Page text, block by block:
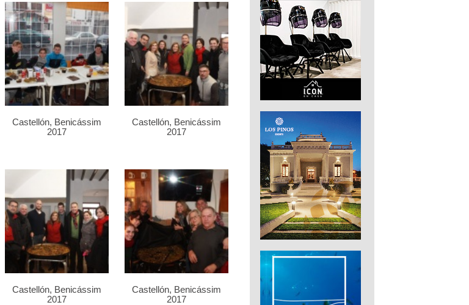
Castellón, Benicássim
2017
Castellón, Benicássim
2017
Castellón, Benicássim
2017
Castellón, Benicássim
2017